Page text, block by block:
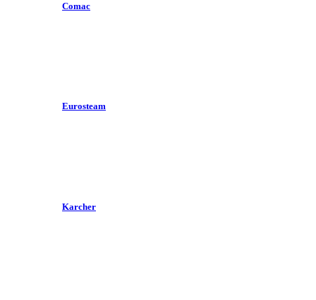
Comac
Eurosteam
Karcher